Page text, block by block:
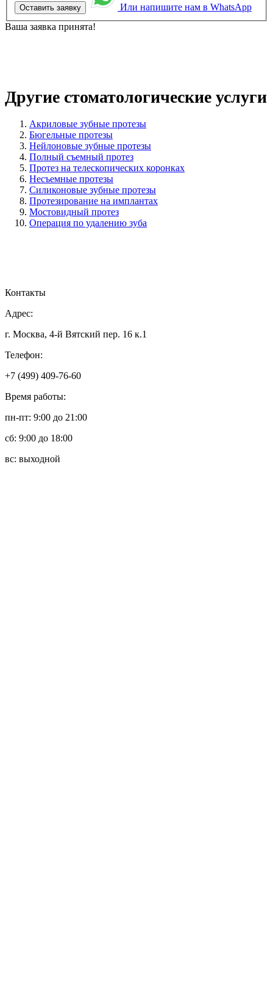
Оставить заявку
Или напишите нам в WhatsApp
Ваша заявка принята!
Другие стоматологические услуги
Акриловые зубные протезы
Бюгельные протезы
Нейлоновые зубные протезы
Полный съемный протез
Протез на телескопических коронках
Несъемные протезы
Силиконовые зубные протезы
Протезирование на имплантах
Мостовидный протез
Операция по удалению зуба
Контакты
Адрес:
г. Москва, 4-й Вятский пер. 16 к.1
Телефон:
+7 (499) 409-76-60
Время работы:
пн-пт: 9:00 до 21:00
сб: 9:00 до 18:00
вс: выходной